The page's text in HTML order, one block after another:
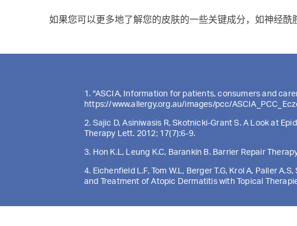
如果您可以更多地了解您的皮肤的一些关键成分，如神经酰
1. "ASCIA, Information for patients, consumers and
https://www.allergy.org.au/images/pcc/
2. Sajic D, Asiniwasis R, Skotnicki-Grant S. A Look at
Therapy Lett. 2012; 17(7):6-9.
3. Hon K.L, Leung K.C, Barankin B. Barrier Repair
4. Eichenfield L.F, Tom W.L, Berger T.G, Krol A, Paller
and Treatment of Atopic Dermatitis with Topical